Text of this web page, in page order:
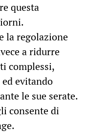
questa
la regolazione
a ridurre
complessi,
evitando
le sue serate.
consente di